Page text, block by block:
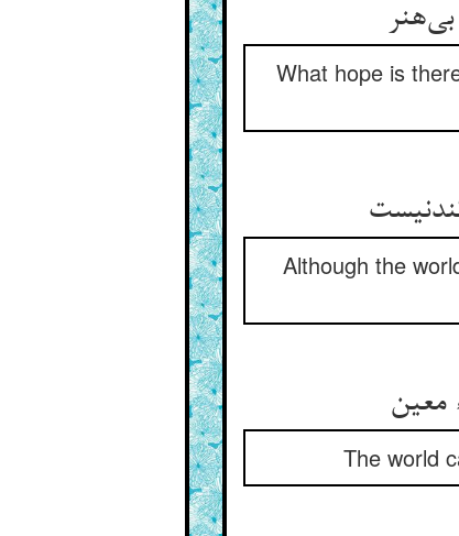
What hope is
Although the
معین
The world